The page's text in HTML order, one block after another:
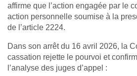
affirme que l’action engagée par le
action personnelle soumise à la
de l’article 2224.
Dans son arrêt du 16 avril 2026, la
cassation rejette le pourvoi et
l’analyse des juges d’appel :